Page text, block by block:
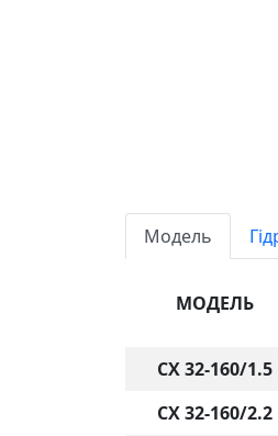
Модель
МОДЕЛЬ
CX 32-160/1.5
CX 32-160/2.2